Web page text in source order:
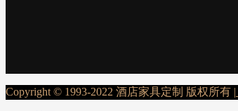
Copyright © 1993-2022 酒店家具定制 版权所有 |